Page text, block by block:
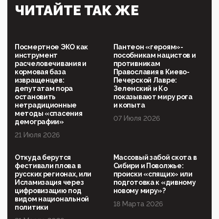
Симулякр патриотизма и благолепия:
профилактика негатива среди молодежи снова
120 лет парламентаризма: как институт
народовластия превратился в «чего изволите» для
Правительства и АП
06:29, 15 Апреля 2026
Социальный фонд России – пионер жесткого
внедрения цифроконцлагеря: работников СФР по
всей стране принуждают ставить MAX ID под
угрозой увольнения
10:02, 10 Апреля 2026
Президент РАН Красников о том, что родители в
ребенка:"...
09:07, 10 Апреля 2026
Ачто, так можно было?Стоило России хоть капельку
показать зубы, отправивроссийский фрегат
Адмир...
05:52, 10 Апреля 2026
ЧИТАЙТЕ ТАК ЖЕ
Посмертное ЭКО как
инструмент
расчеловечивания и
кормовая база
извращенцев:
депутатам пора
остановить
нетрадиционные
методы «спасения
демографии»
21 Июля 2026
Пантеон «героям»-
пособникам нацистов и
противникам
Православия в Киево-
Печерской Лавре:
Зеленский и Ко
показывают миру рога
и копыта
07 Июля 2026
Откуда берутся
фестивали плова в
русских регионах, или
Исламизация через
цифровизацию под
видом национальной
политики
Массовый забой скота в
Сибири и Поволжье:
происки «спящих» или
подготовка к «дивному
новому миру»?
18 Марта 2026